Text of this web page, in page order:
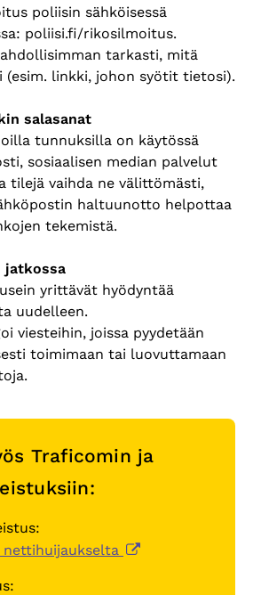
poliisin sähköisessä
poliisi.fi/rikosilmoitus.
tarkasti, mitä
(esim. linkki, johon syötit tietosi).
salasanat
tunnuksilla on käytössä
sosiaalisen median palvelut
tilejä vaihda ne välittömästi,
haltuunotto helpottaa
tekemistä.
jatkossa
yrittävät hyödyntää
uudelleen.
viesteihin, joissa pyydetään
toimimaan tai luovuttamaan
Traficomin ja
nettihuijaukselta